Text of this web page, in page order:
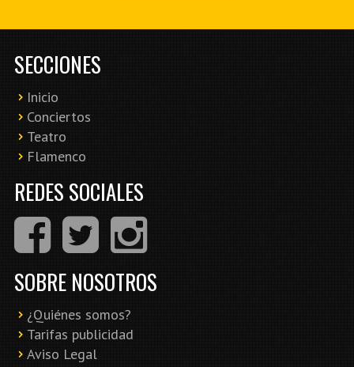
SECCIONES
Inicio
Conciertos
Teatro
Flamenco
REDES SOCIALES
SOBRE NOSOTROS
¿Quiénes somos?
Tarifas publicidad
Aviso Legal